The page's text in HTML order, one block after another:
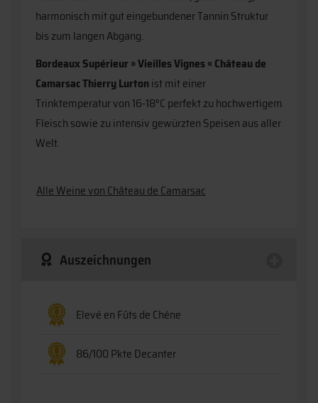
harmonisch mit gut eingebundener Tannin Struktur
bis zum langen Abgang.
Bordeaux Supérieur » Vieilles Vignes « Château de
Camarsac Thierry Lurtonist mit einer
Trinktemperatur von 16-18°C perfekt zu hochwertigem
Fleisch sowie zu intensiv gewürzten Speisen aus aller
Welt.
Alle Weine von Château de Camarsac
Auszeichnungen
Elevé en Fûts de Chéne
86/100 Pkte Decanter